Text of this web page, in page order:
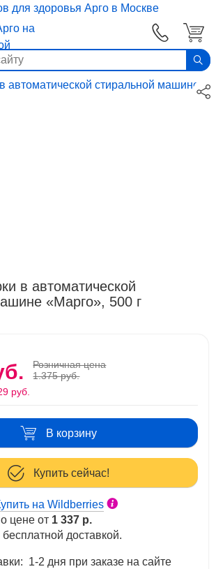
в автоматической
«Марго», 500 г
Розничная цена
1.375 руб.
руб.
В корзину
Купить сейчас!
на Wildberries
цене от 1 337 р.
бесплатной доставкой.
1-2 дня при заказе на сайте